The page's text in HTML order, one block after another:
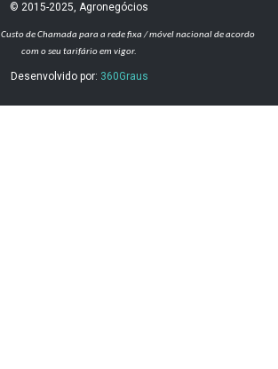
© 2015-2025, Agronegócios
Custo de Chamada para a rede fixa / móvel nacional de acordo
com o seu tarifário em vigor.
Desenvolvido por: 360Graus